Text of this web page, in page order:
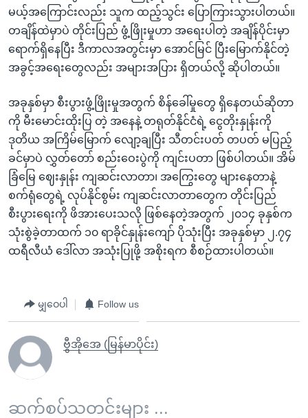
မယ့်အကြောင်းလည်း သူက ထည့်သွင်း ပြောကြားသွားပါတယ်။
တချိန်ထဲမှာပဲ တိုင်းပြည် ဖွံ့ဖြိုးမှုဟာ အရေးပါတဲ့ အချိန်ပိုင်းမှာ
ရောက်ရှိနေပြီး ဒီကာလအတွင်းမှာ အောင်မြင် ပြီးမြောက်နိုင်တဲ့
အခွင့်အရေးတွေလည်း အများအပြား ရှိတယ်လို့ ဆိုပါတယ်။
အခုနှစ်မှာ စီးပွားဖွံ့ဖြိုးမှုအတွက် စိန်ခေါ်မှုတွေ ရှိနေတယ်ဆိုတာ
ကို မီးမောင်းထိုးပြ တဲ့ အနေနဲ့ တရုတ်နိုင်ငံရဲ့ ငွေတိုးနှုန်းကို
ဒုတိယ အကြိမ်မြောက် လျော့ချပြီး သီတင်းပတ် တပတ် မပြည့်
ခင်မှာပဲ လွှတ်တော် စည်းဝေးပွဲကို ကျင်းပတာ ဖြစ်ပါတယ်။ အိမ်
ခြံမြေ ဈေးနှုန်း ကျဆင်းလာတာ၊ အကြွေးတွေ များနေတာနဲ့
စက်ရုံတွေရဲ့ လုပ်နိုင်စွမ်း ကျဆင်းလာတာတွေက တိုင်းပြည်
စီးပွားရေးကို ဖိအားပေးသလို ဖြစ်နေတဲ့အတွက် ၂၀၁၄ ခုနှစ်က
သုံးစွဲခဲ့တာထက် ၁၀ ရာခိုင်နှုန်းကျော် ပိုသုံးပြီး အခုနှစ်မှာ ၂.၇၄
ထရီလီယံ ဒေါ်လာ အသုံးပြုဖို့ အစိုးရက စီစဉ်ထားပါတယ်။
မျှဝေပါ Follow us
ဗွီအိုအေ (မြန်မာပိုင်း)
ဆက်စပ်သတင်းများ ...